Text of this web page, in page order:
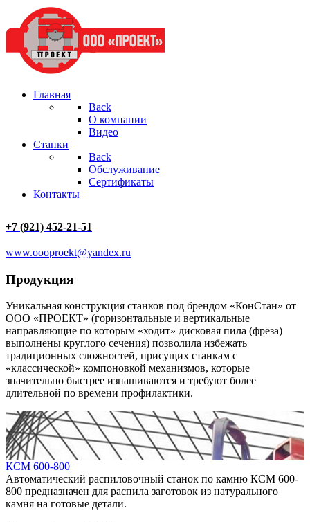
Главная
Back
О компании
Видео
Станки
Back
Обслуживание
Сертификаты
Контакты
+7 (921) 452-21-51
www.oooproekt@yandex.ru
Продукция
Уникальная конструкция станков под брендом «КонСтан» от
ООО «ПРОЕКТ» (горизонтальные и вертикальные
направляющие по которым «ходит» дисковая пила (фреза)
выполнены круглого сечения) позволила избежать
традиционных сложностей, присущих станкам с
«классической» компоновкой механизмов, которые
значительно быстрее изнашиваются и требуют более
длительной по времени профилактики.
КСМ 600-800
Автоматический распиловочный станок по камню КСМ 600-
800 предназначен для распила заготовок из натурального
камня на готовые детали.